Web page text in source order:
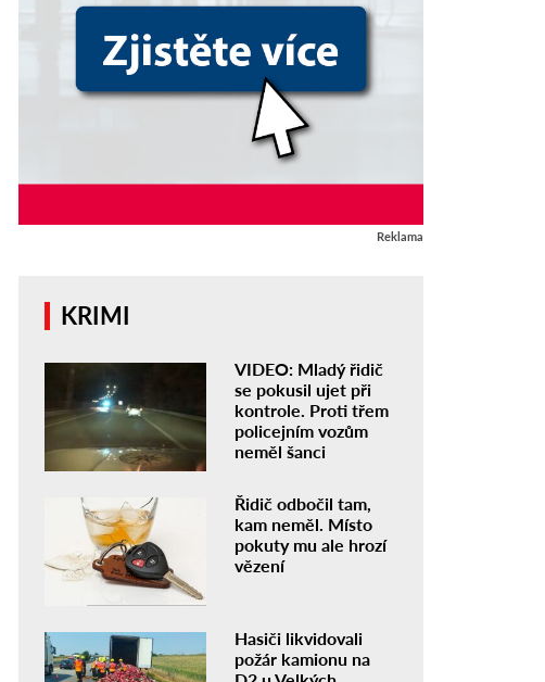
Reklama
KRIMI
VIDEO: Mladý řidič
se pokusil ujet při
kontrole. Proti třem
policejním vozům
neměl šanci
Řidič odbočil tam,
kam neměl. Místo
pokuty mu ale hrozí
vězení
Hasiči likvidovali
požár kamionu na